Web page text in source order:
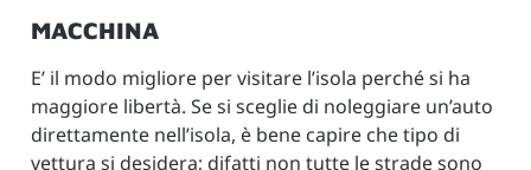
MACCHINA
E’ il modo migliore per visitare l’isola perché si ha
maggiore libertà. Se si sceglie di noleggiare un’auto
direttamente nell’isola, è bene capire che tipo di
vettura si desidera; difatti non tutte le strade sono